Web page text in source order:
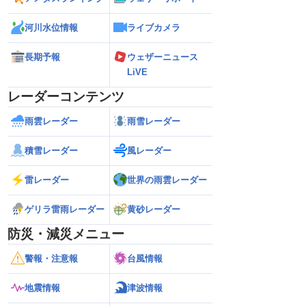
河川水位情報 ライブカメラ
長期予報
ウェザーニュース
LiVE
レーダーコンテンツ
雨雲レーダー 雨雪レーダー
積雪レーダー 風レーダー
雷レーダー 世界の雨雲レーダー
ゲリラ雷雨レーダー 黄砂レーダー
防災・減災メニュー
警報・注意報 台風情報
地震情報 津波情報